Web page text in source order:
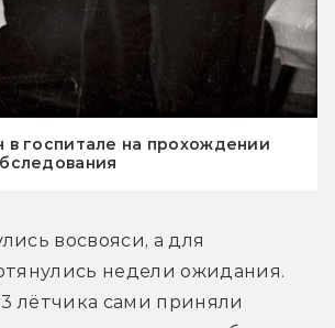
в госпитале на прохождении
восвояси, а для
недели ожидания.
лётчика сами приняли